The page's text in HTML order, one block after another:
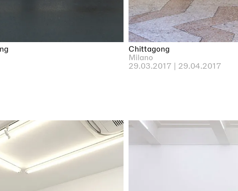
Chittagong
Milano
29.03.2017 | 29.04.2017